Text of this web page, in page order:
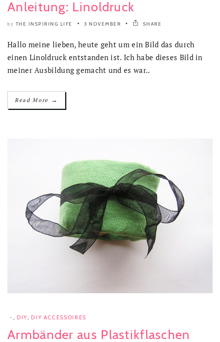
Anleitung: Linoldruck
by THE INSPIRING LIFE 3 NOVEMBER SHARE
Hallo meine lieben, heute geht um ein Bild das durch
einen Linoldruck entstanden ist. Ich habe dieses Bild in
meiner Ausbildung gemacht und es war..
Read More →
- , DIY, DIY ACCESSOIRES
Armbänder aus Plastikflaschen